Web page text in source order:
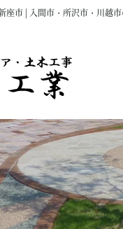
市 | 入間市・所沢市・川越市